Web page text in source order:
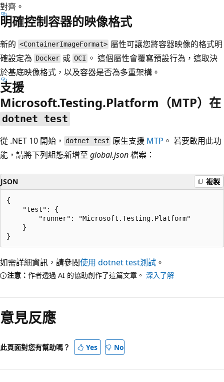
對齊。
明確控制容器的映像格式
新的 <ContainerImageFormat> 屬性可讓您將容器映像的格式明
確設定為 Docker 或OCI 。 這個屬性會覆寫預設行為，這取決
於基底映像格式，以及容器是否為多重架構。
支援
Microsoft.Testing.Platform（MTP）在
dotnet test
從 .NET 10 開始， dotnet test 原生支援 MTP 。 若要啟用此功
能，請將下列組態新增至 global.json檔案：
JSON 複製
{
    "test": {
        "runner": "Microsoft.Testing.Platform"
    }
如需詳細資訊，請參閱使用 dotnet test測試 。
注意： 作者透過 AI 的協助創作了這篇文章。 深入了解
意見反應
此頁面對您有幫助嗎？ Yes No